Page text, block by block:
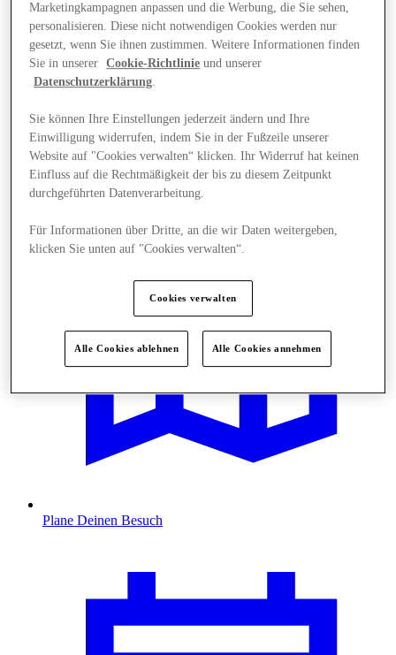
Angebote
Plane Deinen Besuch
Marketingkampagnen anpassen und die Werbung, die Sie sehen,
personalisieren. Diese nicht notwendigen Cookies werden nur
gesetzt, wenn Sie ihnen zustimmen. Weitere Informationen finden
Sie in unserer
Cookie-Richtlinie und unserer
Datenschutzerklärung.
Sie können Ihre Einstellungen jederzeit ändern und Ihre
Einwilligung widerrufen, indem Sie in der Fußzeile unserer
Website auf "Cookies verwalten“ klicken. Ihr Widerruf hat keinen
Einfluss auf die Rechtmäßigkeit der bis zu diesem Zeitpunkt
durchgeführten Datenverarbeitung.
Für Informationen über Dritte, an die wir Daten weitergeben,
klicken Sie unten auf "Cookies verwalten“.
Cookies verwalten
Alle Cookies ablehnen Alle Cookies annehmen